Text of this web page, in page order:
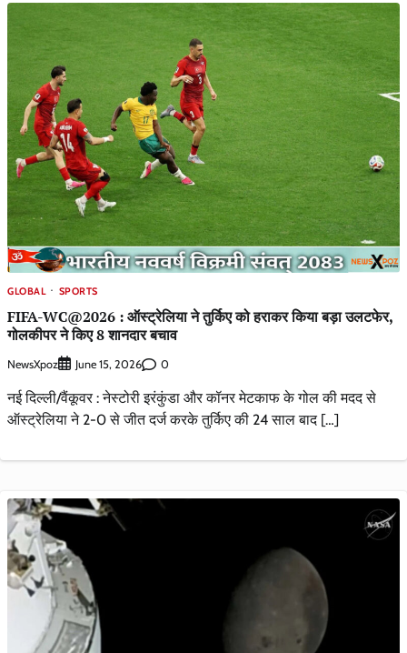
GLOBAL SPORTS
FIFA-WC@2026 : ऑस्ट्रेलिया ने तुर्किए को हराकर किया बड़ा उलटफेर,
गोलकीपर ने किए 8 शानदार बचाव
NewsXpoz June 15, 2026 0
नई दिल्ली/वैंकूवर : नेस्टोरी इरंकुंडा और कॉनर मेटकाफ के गोल की मदद से
ऑस्ट्रेलिया ने 2-0 से जीत दर्ज करके तुर्किए की 24 साल बाद […]